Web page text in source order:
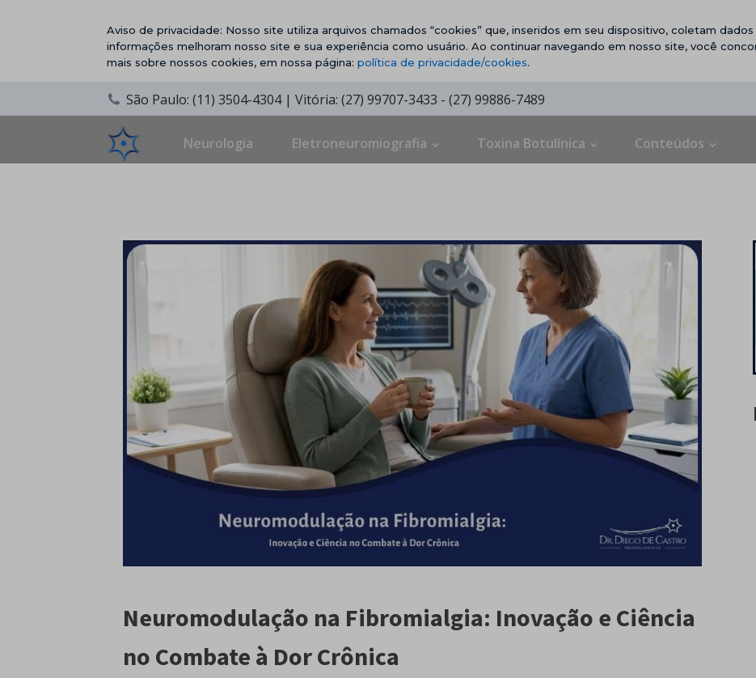
Aviso de privacidade: Nosso site utiliza arquivos chamados “cookies” que, inseridos em seu dispositivo, coletam
informações melhoram nosso site e sua experiência como usuário. Ao continuar navegando em nosso site, você
mais sobre nossos cookies, em nossa página: política de privacidade/cookies.
São Paulo: (11) 3504-4304 | Vitória: (27) 99707-3433 - (27) 99886-7489
Neurologia Eletroneuromiografia Toxina Botulínica Conteúdos
Neuromodulação na Fibromialgia: Inovação e Ciência
no Combate à Dor Crônica